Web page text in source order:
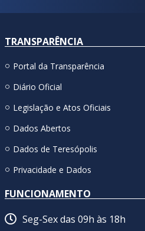
TRANSPARÊNCIA
Portal da Transparência
Diário Oficial
Legislação e Atos Oficiais
Dados Abertos
Dados de Teresópolis
Privacidade e Dados
FUNCIONAMENTO
Seg-Sex das 09h às 18h